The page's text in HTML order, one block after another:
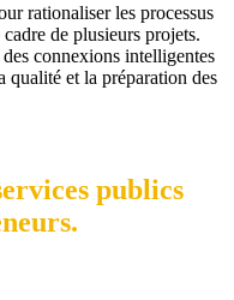
rationaliser les processus
de plusieurs projets.
connexions intelligentes
qualité et la préparation des
publics